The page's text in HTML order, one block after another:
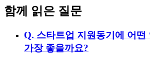
함께 읽은 질문
Q. 스타트업 지원동기에 어떤
가장 좋을까요?